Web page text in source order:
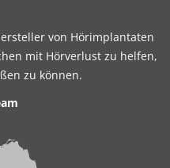
von Hörimplantaten
mit Hörverlust zu helfen,
zu können.